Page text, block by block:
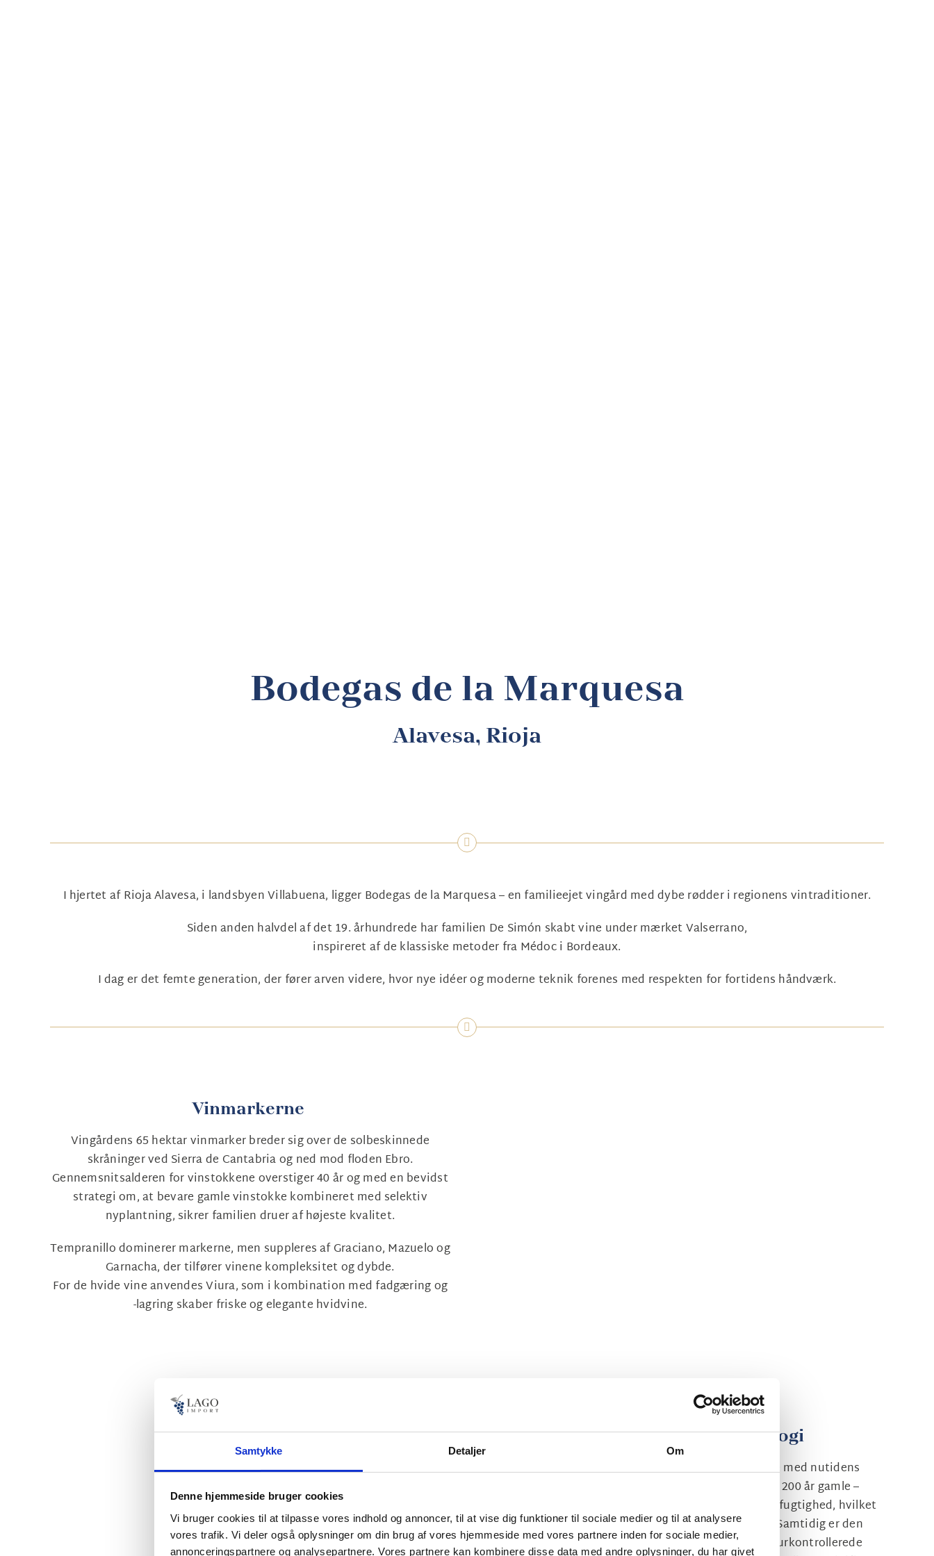
Samtykke Detaljer Om
Denne hjemmeside bruger cookies
Vi bruger cookies til at tilpasse vores indhold og annoncer, til at vise dig funktioner til sociale medier og til at analysere
vores trafik. Vi deler også oplysninger om din brug af vores hjemmeside med vores partnere inden for sociale medier,
annonceringspartnere og analysepartnere. Vores partnere kan kombinere disse data med andre oplysninger, du har givet
Bodegas de la Marquesa
Alavesa, Rioja
I hjertet af Rioja Alavesa, i landsbyen Villabuena, ligger Bodegas de la Marquesa – en familieejet vingård med dybe rødder i regionens vintraditioner.
Siden anden halvdel af det 19. århundrede har familien De Simón skabt vine under mærket Valserrano,
inspireret af de klassiske metoder fra Médoc i Bordeaux.
I dag er det femte generation, der fører arven videre, hvor nye idéer og moderne teknik forenes med respekten for fortidens håndværk.
Vinmarkerne
Vingårdens 65 hektar vinmarker breder sig over de solbeskinnede
skråninger ved Sierra de Cantabria og ned mod floden Ebro.
Gennemsnitsalderen for vinstokkene overstiger 40 år og med en bevidst
strategi om, at bevare gamle vinstokke kombineret med selektiv
nyplantning, sikrer familien druer af højeste kvalitet.
Tempranillo dominerer markerne, men suppleres af Graciano, Mazuelo og
Garnacha, der tilfører vinene kompleksitet og dybde.
For de hvide vine anvendes Viura, som i kombination med fadgæring og
-lagring skaber friske og elegante hvidvine.
Historie møder ny teknologi
Bodegas de la Marquesa forener historiske kældre med nutidens
teknologi. De underjordiske “calados” – mere end 200 år gamle –
opretholder en naturlig, konstant temperatur og luftfugtighed, hvilket
skaber optimale betingelser for lagring af vinene. Samtidig er den
moderne del af vingården udstyret med temperaturkontrollerede